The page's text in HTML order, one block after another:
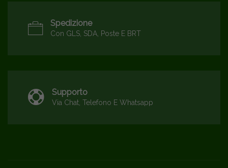
Spedizione
Con GLS, SDA, Poste E BRT
Supporto
Via Chat, Telefono E Whatsapp